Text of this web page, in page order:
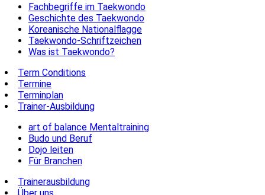
Fachbegriffe im Taekwondo
Geschichte des Taekwondo
Koreanische Nationalflagge
Taekwondo-Schriftzeichen
Was ist Taekwondo?
Term Conditions
Termine
Terminplan
Trainer-Ausbildung
art of balance Mentaltraining
Budo und Beruf
Dojo leiten
Für Branchen
Trainerausbildung
Über uns